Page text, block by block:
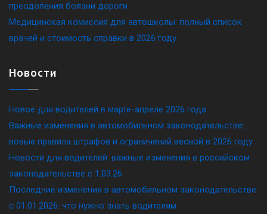
преодоления боязни дороги
Медицинская комиссия для автошколы: полный список
врачей и стоимость справки в 2026 году
Новости
Новое для водителей в марте-апреле 2026 года
Важные изменения в автомобильном законодательстве:
новые правила штрафов и ограничений весной в 2026 году
Новости для водителей: важные изменения в российском
законодательстве c 1.03.26
Последние изменения в автомобильном законодательстве
c 01.01.2026: что нужно знать водителям